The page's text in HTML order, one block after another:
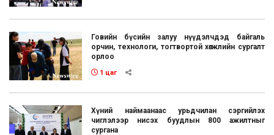
Говийн бүсийн залуу нүүдэлчдэд байгаль
орчин, технологи, тогтвортой хөгжлийн сургалт
орлоо
1 цаг
Хүний наймаанаас урьдчилан сэргийлэх
чиглэлээр нисэх буудлын 800 ажилтныг
сургана